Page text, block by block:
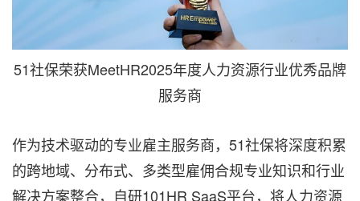
51社保荣获MeetHR2025年度人力资源行业优秀品牌
服务商
作为技术驱动的专业雇主服务商，51社保将深度积累
的跨地域、分布式、多类型雇佣合规专业知识和行业
解决方案整合，自研101HR SaaS平台，将人力资源